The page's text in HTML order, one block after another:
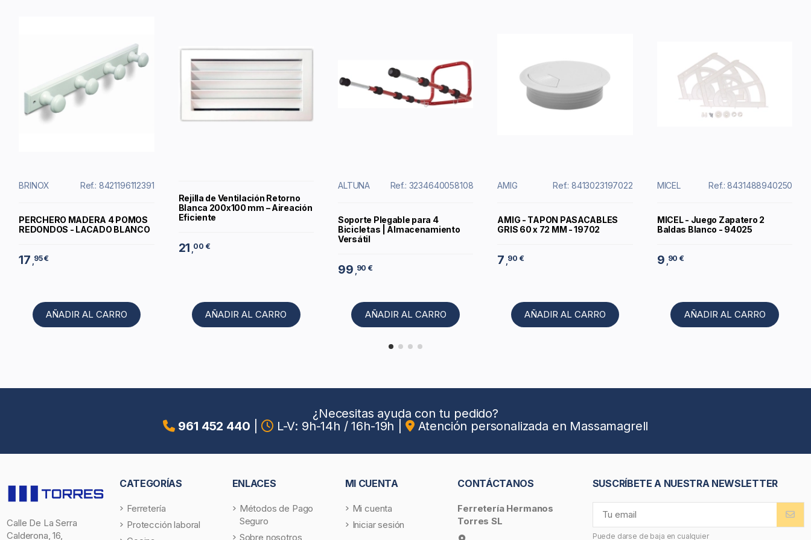
BRINOX Ref.: 8421196112391
PERCHERO MADERA 4 POMOS
REDONDOS - LACADO BLANCO
17 ,95 €
AÑADIR AL CARRO
Rejilla de Ventilación Retorno
Blanca 200x100 mm – Aireación
Eficiente
21 ,00 €
AÑADIR AL CARRO
ALTUNA Ref.: 3234640058108
Soporte Plegable para 4
Bicicletas | Almacenamiento
Versátil
99 ,90 €
AÑADIR AL CARRO
AMIG Ref.: 8413023197022
AMIG - TAPON PASACABLES
GRIS 60 x 72 MM - 19702
7 ,90 €
AÑADIR AL CARRO
MICEL Ref.: 8431488940250
MICEL - Juego Zapatero 2
Baldas Blanco - 94025
9 ,90 €
AÑADIR AL CARRO
¿Necesitas ayuda con tu pedido?
961 452 440
L-V: 9h-14h / 16h-19h Atención personalizada en Massamagrell
Calle De La Serra
Calderona, 16,
CATEGORÍAS
Ferretería
Protección laboral
ENLACES
Métodos de Pago
Seguro
Sobre nosotros
MI CUENTA
Mi cuenta
Iniciar sesión
CONTÁCTANOS
Ferretería Hermanos
Torres SL
SUSCRÍBETE A NUESTRA NEWSLETTER
Puede darse de baja en cualquier